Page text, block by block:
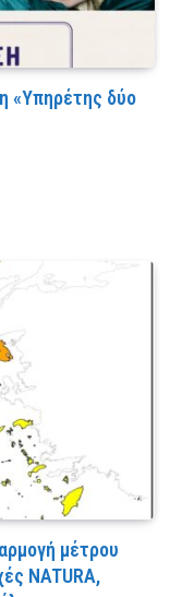
«Υπηρέτης δύο
μέτρου
NATURA,